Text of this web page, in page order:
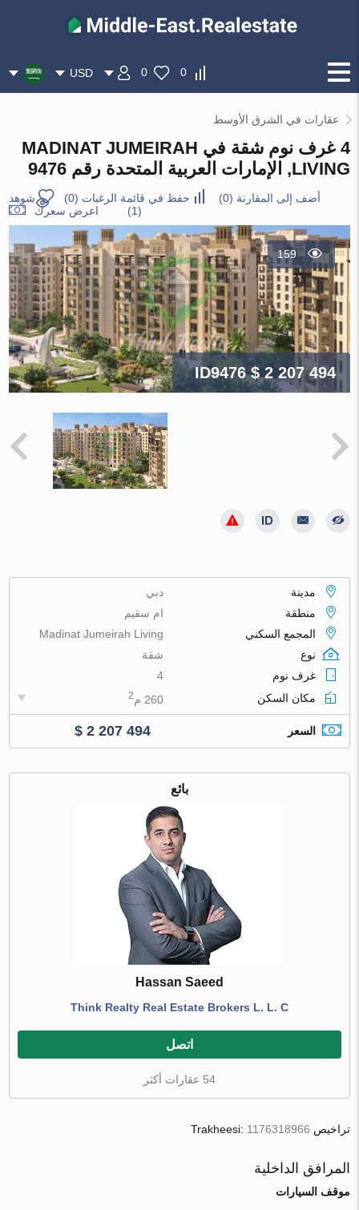
0
0
USD
عقارات في الشرق الأوسط
4 غرف نوم شقة في MADINAT JUMEIRAH
LIVING, الإمارات العربية المتحدة رقم 9476
أضف إلى المقارنة (
0
) حفظ في قائمة الرغبات (
0
)
شوهد
(1)
اعرض سعرك
159
ID9476$ 2 207 494
مدينة
دبي
منطقة
ام سقيم
المجمع السكني
Madinat Jumeirah Living
نوع
شقة
غرف نوم
4
مكان السكن
260 م 2
السعر $ 2 207 494
بائع
Hassan Saeed
Think Realty Real Estate Brokers L. L. C
اتصل
54 عقارات أكثر
تراخيص Trakheesi: 1176318966
المرافق الداخلية
موقف السيارات